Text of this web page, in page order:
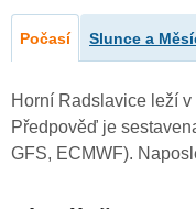
Počasí Slunce a
Horní Radslavice leží
Předpověď je
GFS, ECMWF).